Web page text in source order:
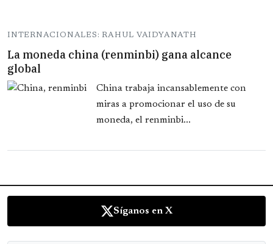
INTERNACIONALES: RAHUL VAIDYANATH
La moneda china (renminbi) gana alcance
global
China trabaja incansablemente con
miras a promocionar el uso de su
moneda, el renminbi...
Síganos en X